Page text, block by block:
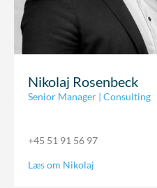
Nikolaj Rosenbeck
Senior Manager | Consulting
+45 51 91 56 97
Læs om Nikolaj